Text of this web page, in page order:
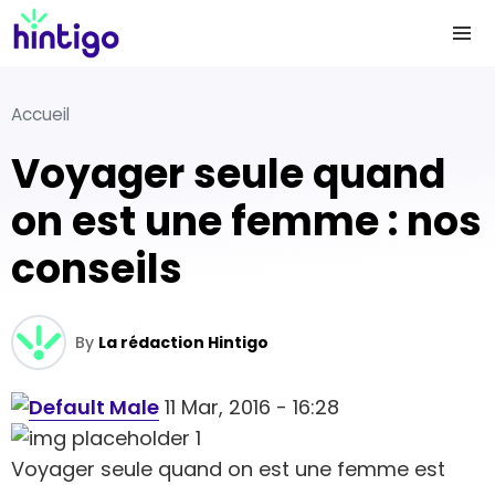
Accueil
Voyager seule quand
on est une femme : nos
conseils
By La rédaction Hintigo
11 Mar, 2016 - 16:28
Voyager seule quand on est une femme est